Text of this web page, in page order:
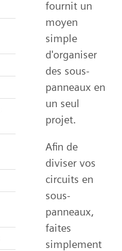
fournit un
moyen
simple
d'organiser
des sous-
panneaux en
un seul
projet.
Afin de
diviser vos
circuits en
sous-
panneaux,
faites
simplement